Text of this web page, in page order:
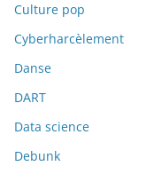
Culture pop
Cyberharcèlement
Danse
DART
Data science
Debunk